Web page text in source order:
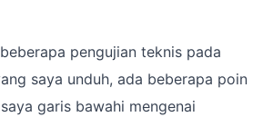
pengujian teknis pada
saya unduh, ada beberapa poin
garis bawahi mengenai